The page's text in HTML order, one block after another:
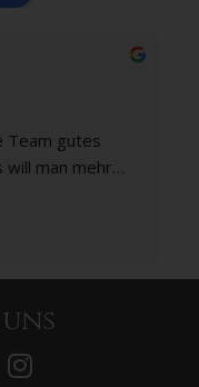
Peter Ostermann